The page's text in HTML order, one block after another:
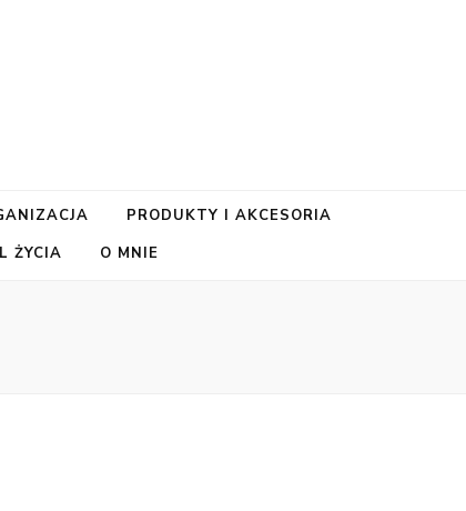
PRODUKTY I AKCESORIA
ŻYCIA O MNIE